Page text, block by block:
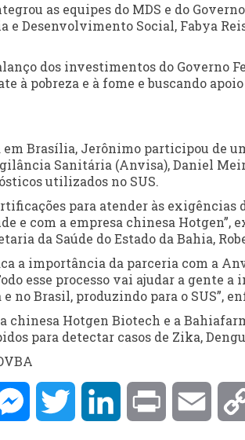
as equipes do MDS e do
e Desenvolvimento Social, Fabya
dos investimentos do Governo
à pobreza e à fome e buscando
em Brasília, Jerônimo participou de
Sanitária (Anvisa), Daniel
utilizados no SUS.
para atender às
e com a empresa chinesa Hotgen”,
da Saúde do Estado da Bahia,
a importância da parceria com a
esse processo vai ajudar a gente
no Brasil, produzindo para o SUS”,
chinesa Hotgen Biotech e a
para detectar casos de Zika,
MessengerTwitter LinkedInPrint